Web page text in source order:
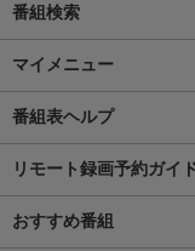
番組検索
マイメニュー
番組表ヘルプ
リモート録画予約ガイ
おすすめ番組